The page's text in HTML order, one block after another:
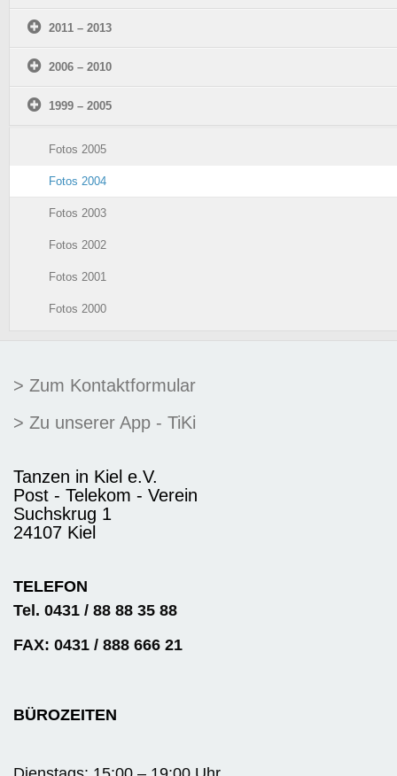
2011 – 2013
2006 – 2010
1999 – 2005
Fotos 2005
Fotos 2004
Fotos 2003
Fotos 2002
Fotos 2001
Fotos 2000
> Zum Kontaktformular
> Zu unserer App - TiKi
Tanzen in Kiel e.V.
Post - Telekom - Verein
Suchskrug 1
24107 Kiel
TELEFON
Tel. 0431 / 88 88 35 88
FAX: 0431 / 888 666 21
BÜROZEITEN